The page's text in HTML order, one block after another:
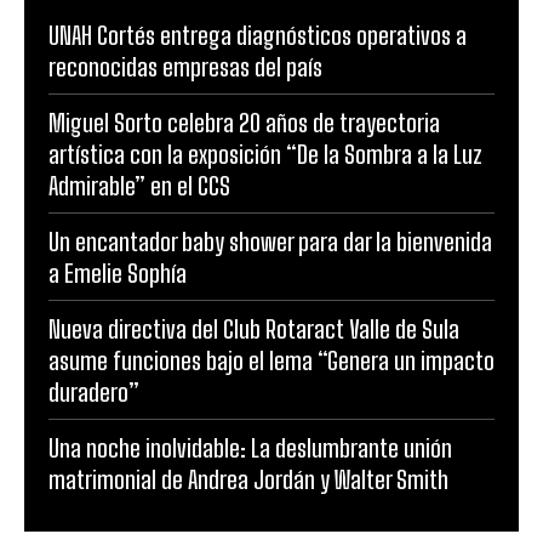
UNAH Cortés entrega diagnósticos operativos a
reconocidas empresas del país
Miguel Sorto celebra 20 años de trayectoria
artística con la exposición “De la Sombra a la Luz
Admirable” en el CCS
Un encantador baby shower para dar la bienvenida
a Emelie Sophía
Nueva directiva del Club Rotaract Valle de Sula
asume funciones bajo el lema “Genera un impacto
duradero”
Una noche inolvidable: La deslumbrante unión
matrimonial de Andrea Jordán y Walter Smith